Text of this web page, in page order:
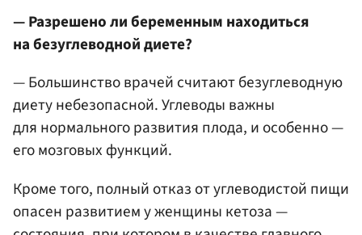
— Разрешено ли беременным находиться
на безуглеводной диете?
— Большинство врачей считают безуглеводную
диету небезопасной. Углеводы важны
для нормального развития плода, и особенно —
его мозговых функций.
Кроме того, полный отказ от углеводистой пищи
опасен развитием у женщины кетоза —